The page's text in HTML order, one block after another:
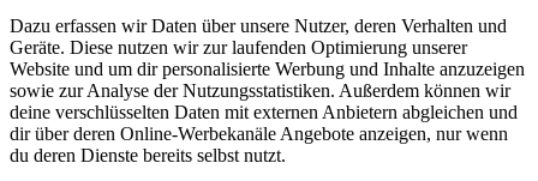
Dazu erfassen wir Daten über unsere Nutzer, deren Verhalten und
Geräte. Diese nutzen wir zur laufenden Optimierung unserer
Website und um dir personalisierte Werbung und Inhalte anzuzeigen
sowie zur Analyse der Nutzungsstatistiken. Außerdem können wir
deine verschlüsselten Daten mit externen Anbietern abgleichen und
dir über deren Online-Werbekanäle Angebote anzeigen, nur wenn
du deren Dienste bereits selbst nutzt.